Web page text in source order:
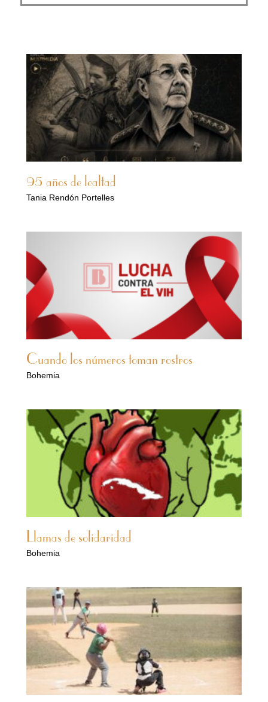
95 años de lealtad
Tania Rendón Portelles
Cuando los números toman rostros
Bohemia
Llamas de solidaridad
Bohemia